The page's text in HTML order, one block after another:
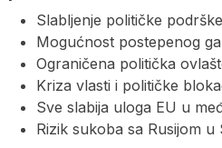
Slabljenje političke
Mogućnost postepenog
Ograničena politička
Kriza vlasti i političke
Sve slabija uloga EU u
Rizik sukoba sa Rusijom